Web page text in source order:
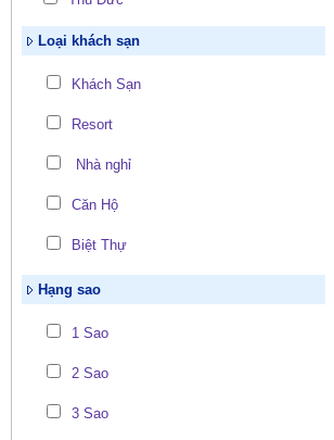
Loại khách sạn
Khách Sạn
Resort
Nhà nghỉ
Căn Hộ
Biệt Thự
Hạng sao
1 Sao
2 Sao
3 Sao